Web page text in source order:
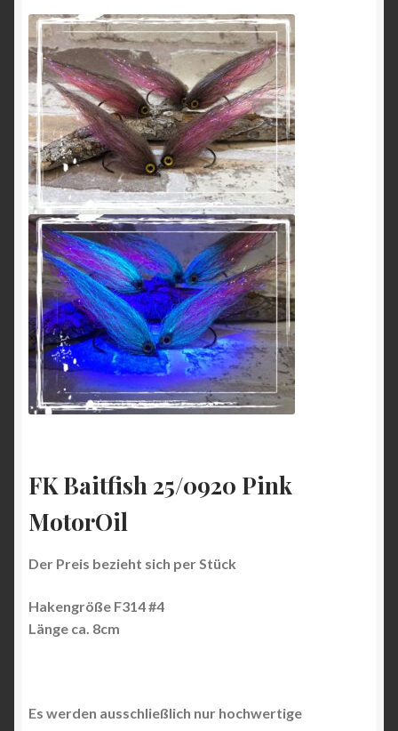
FK Baitfish 25/0920 Pink
MotorOil
Der Preis bezieht sich per Stück
Hakengröße F314 #4
Länge ca. 8cm
Es werden ausschließlich nur hochwertige